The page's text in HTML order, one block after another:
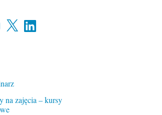
X LinkedIn
na zajęcia – kursy